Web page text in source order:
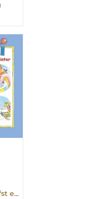
Lente, zomer, herfst en winter